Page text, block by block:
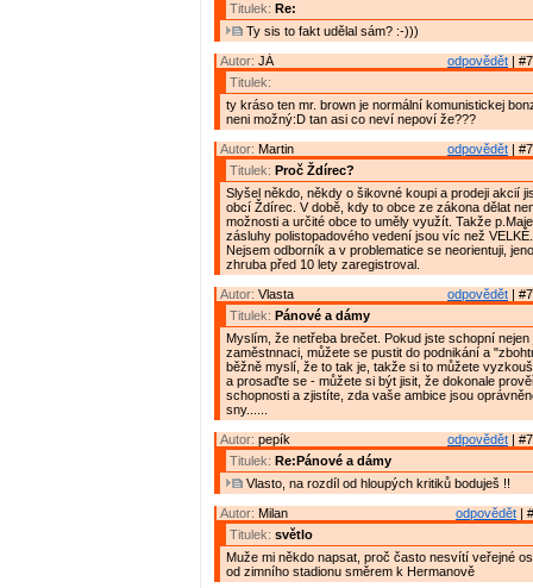
Titulek: Re:
Ty sis to fakt udělal sám? :-)))
odpovědět |
Autor: JÁ
Titulek:
ty kráso ten mr. brown je normální komunistickej
neni možný:D tan asi co neví nepoví že???
odpovědět |
Autor: Martin
Titulek: Proč Ždírec?
Slyšel někdo, někdy o šikovné koupi a prodeji akcií
obcí Ždírec. V době, kdy to obce ze zákona dělat
možnosti a určité obce to uměly využít. Takže
zásluhy polistopadového vedení jsou víc než VELKÉ.
Nejsem odborník a v problematice se neorientuji,
zhruba před 10 lety zaregistroval.
odpovědět |
Autor: Vlasta
Titulek: Pánové a dámy
Myslím, že netřeba brečet. Pokud jste schopní nejen
zaměstnnaci, můžete se pustit do podnikání a
běžně myslí, že to tak je, takže si to můžete
a prosaďte se - můžete si být jisit, že dokonale
schopnosti a zjistíte, zda vaše ambice jsou
sny......
odpovědět |
Autor: pepík
Titulek: Re:Pánové a dámy
Vlasto, na rozdíl od hloupých kritiků boduješ !!
odpovědět |
Autor: Milan
Titulek: světlo
Muže mi někdo napsat, proč často nesvítí veřejné
od zimního stadionu směrem k Hermanově